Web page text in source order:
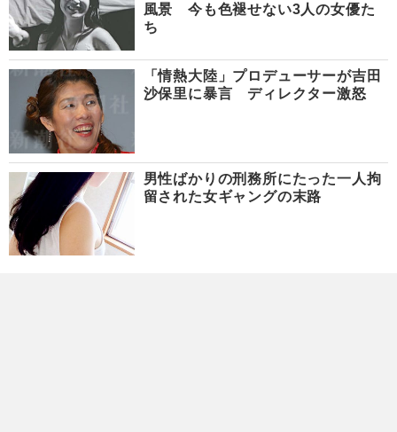
風景 今も色褪せない3人の女優た
ち
「情熱大陸」プロデューサーが吉田
沙保里に暴言 ディレクター激怒
男性ばかりの刑務所にたった一人拘
留された女ギャングの末路